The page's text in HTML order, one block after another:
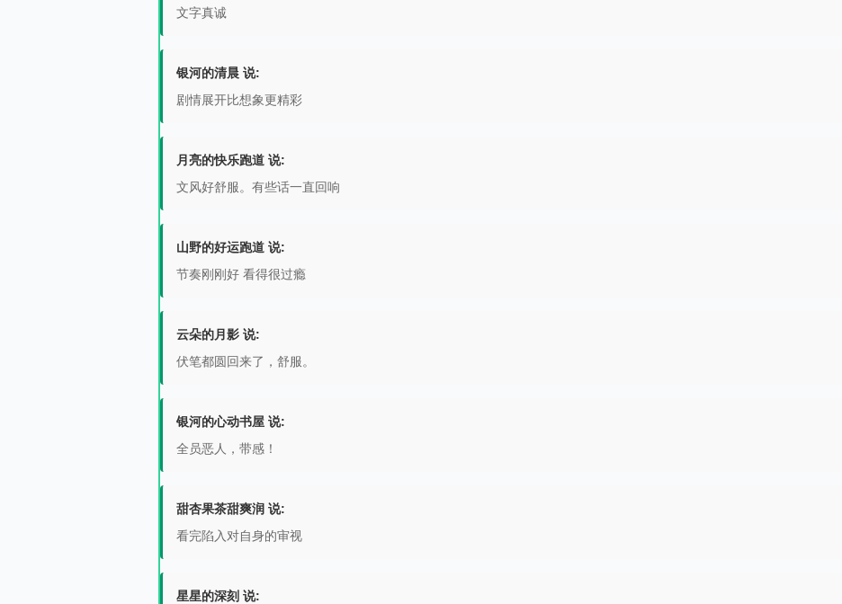
文字真诚
银河的清晨 说:
剧情展开比想象更精彩
月亮的快乐跑道 说:
文风好舒服。有些话一直回响
山野的好运跑道 说:
节奏刚刚好 看得很过瘾
云朵的月影 说:
伏笔都圆回来了，舒服。
银河的心动书屋 说:
全员恶人，带感！
甜杏果茶甜爽润 说:
看完陷入对自身的审视
星星的深刻 说: